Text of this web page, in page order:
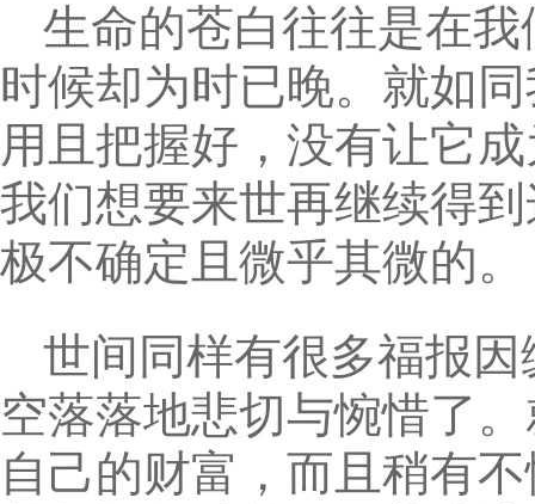
生命的苍白往往是在
时候却为时已晚。就如
用且把握好，没有让它
我们想要来世再继续得
极不确定且微乎其微的。
世间同样有很多福报
空落落地悲切与惋惜了
自己的财富，而且稍有